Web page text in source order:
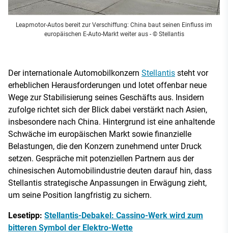
Leapmotor-Autos bereit zur Verschiffung: China baut seinen Einfluss im
europäischen E-Auto-Markt weiter aus- © Stellantis
Der internationale Automobilkonzern Stellantis steht vor
erheblichen Herausforderungen und lotet offenbar neue
Wege zur Stabilisierung seines Geschäfts aus. Insidern
zufolge richtet sich der Blick dabei verstärkt nach Asien,
insbesondere nach China. Hintergrund ist eine anhaltende
Schwäche im europäischen Markt sowie finanzielle
Belastungen, die den Konzern zunehmend unter Druck
setzen. Gespräche mit potenziellen Partnern aus der
chinesischen Automobilindustrie deuten darauf hin, dass
Stellantis strategische Anpassungen in Erwägung zieht,
um seine Position langfristig zu sichern.
Lesetipp: Stellantis-Debakel: Cassino-Werk wird zum
bitteren Symbol der Elektro-Wette